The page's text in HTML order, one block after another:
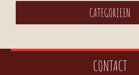
CATEGORIEEN
CONTACT